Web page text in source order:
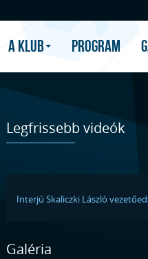
A KLUB PROGRAM
Legfrissebb videók
Interjú Skaliczki László
Galéria